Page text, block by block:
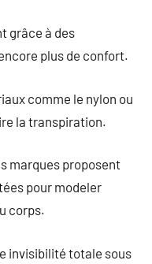
grâce à des
plus de confort.
comme le nylon ou
la transpiration.
marques proposent
pour modeler
corps.
invisibilité totale sous